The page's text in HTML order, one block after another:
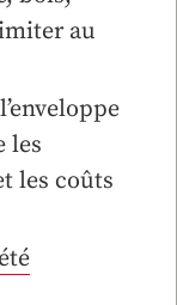
au
les
les coûts